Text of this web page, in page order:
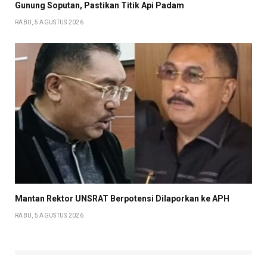
Gunung Soputan, Pastikan Titik Api Padam
RABU, 5 AGUSTUS 2026
Mantan Rektor UNSRAT Berpotensi Dilaporkan ke APH
RABU, 5 AGUSTUS 2026